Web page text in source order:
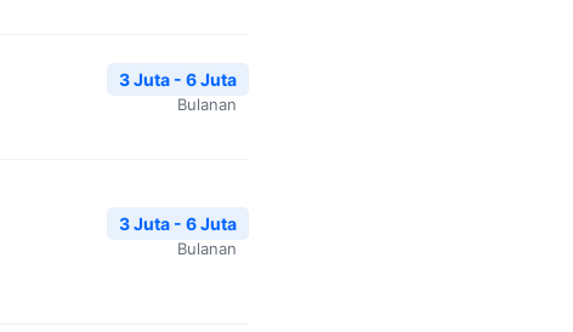
3 Juta - 6 Juta
Bulanan
3 Juta - 6 Juta
Bulanan